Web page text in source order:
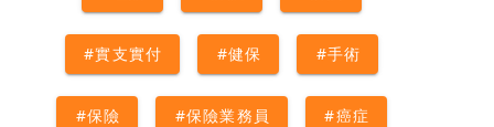
#實支實付 #健保 #手術
#保險 #保險業務員 #癌症